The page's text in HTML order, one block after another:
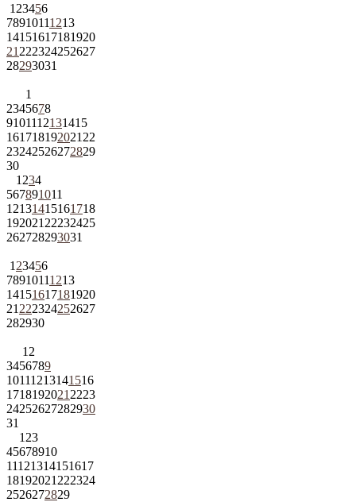
1 23456
78910111213
14151617181920
21 222324252627
28293031
1
2345678
9101112131415
161718192021 22
23242526272829
30
1 234
567891011
12131415161718
192021 22232425
262728293031
1 23456
78910111213
14151617181920
21 222324252627
282930
1 2
3456789
10111213141516
1718192021 2223
24252627282930
31
1 23
45678910
11121314151617
18192021 222324
2526272829